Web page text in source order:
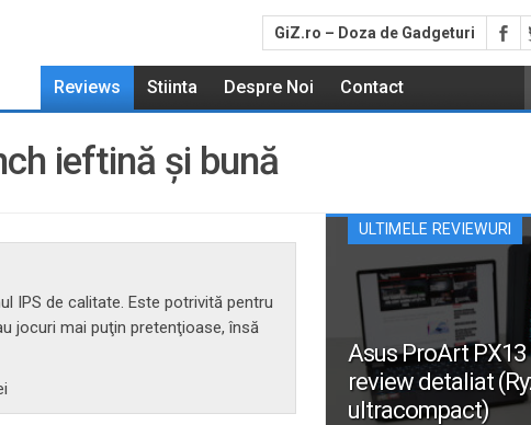
GiZ.ro – Doza de Gadgeturi
Reviews Stiinta Despre Noi Contact
ieftină şi bună
IPS de calitate. Este potrivită pentru
jocuri mai puţin pretenţioase, însă
ULTIMELE REVIEWURI
Asus ProArt
review detaliat
ultracompact)